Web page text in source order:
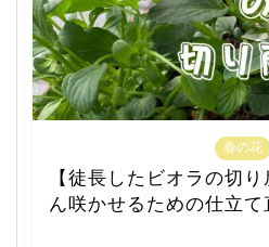
春の花
【徒長したビオラの切
ん咲かせるための仕立て